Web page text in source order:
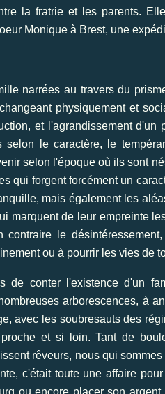
la fratrie et les parents.
Monique à Brest, une
narrées au travers du
physiquement et
et l'agrandissement
selon le caractère, le
selon l'époque où ils sont
qui forgent forcément un
mais également les
marquent de leur empreinte
contraire le
ou à pourrir les vies de
de conter l'existence d'un
arborescences, à
avec les soubresauts des
et si loin. Tant de
rêveurs, nous qui
c'était toute une affaire
ou encore placer son